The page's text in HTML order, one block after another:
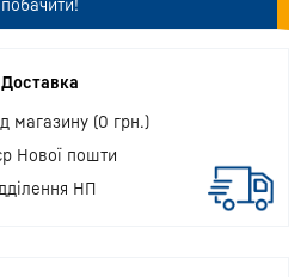
побачити!
Доставка
магазину (0 грн.)
Нової пошти
НП